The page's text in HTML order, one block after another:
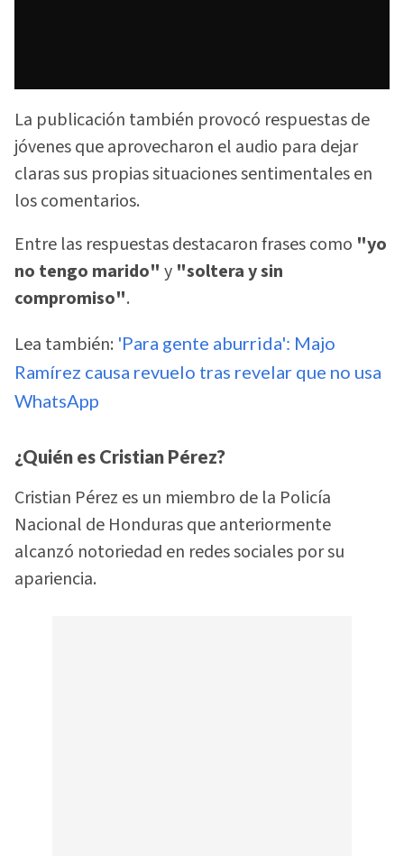
La publicación también provocó respuestas de
jóvenes que aprovecharon el audio para dejar
claras sus propias situaciones sentimentales en
los comentarios.
Entre las respuestas destacaron frases como "yo
no tengo marido" y "soltera y sin
compromiso".
Lea también: 'Para gente aburrida': Majo
Ramírez causa revuelo tras revelar que no usa
WhatsApp
¿Quién es Cristian Pérez?
Cristian Pérez es un miembro de la Policía
Nacional de Honduras que anteriormente
alcanzó notoriedad en redes sociales por su
apariencia.